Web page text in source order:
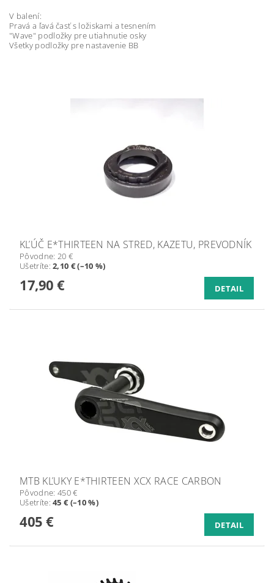
V balení:
Pravá a ľavá časť s ložiskami a tesnením
"Wave" podložky pre utiahnutie osky
Všetky podložky pre nastavenie BB
KĽÚČ E*THIRTEEN NA STRED, KAZETU, PREVODNÍK
Pôvodne: 20 €
Ušetríte:2,10 € (–10 %)
17,90 € DETAIL
MTB KĽUKY E*THIRTEEN XCX RACE CARBON
Pôvodne: 450 €
Ušetríte:45 € (–10 %)
405 € DETAIL